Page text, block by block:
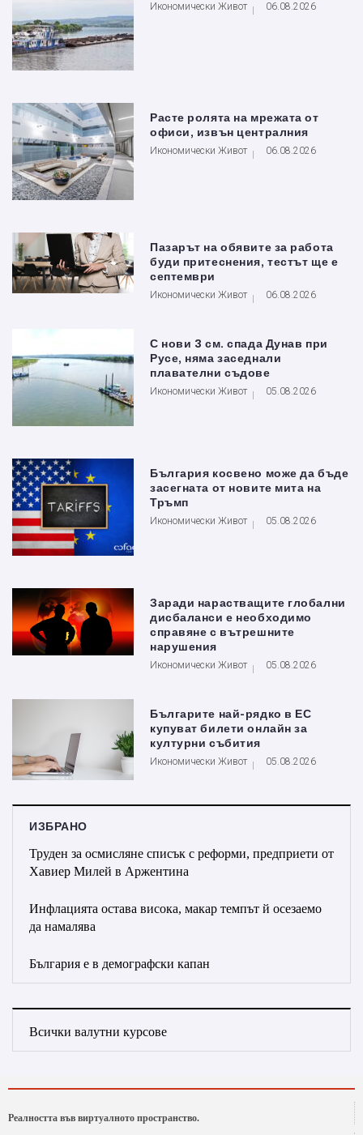
Икономически Живот 06.08.2026
Расте ролята на мрежата от
офиси, извън централния
Икономически Живот 06.08.2026
Пазарът на обявите за работа
буди притеснения, тестът ще е
септември
Икономически Живот 06.08.2026
С нови 3 см. спада Дунав при
Русе, няма заседнали
плавателни съдове
Икономически Живот 05.08.2026
България косвено може да бъде
засегната от новите мита на
Тръмп
Икономически Живот 05.08.2026
Заради нарастващите глобални
дисбаланси е необходимо
справяне с вътрешните
нарушения
Икономически Живот 05.08.2026
Българите най-рядко в ЕС
купуват билети онлайн за
културни събития
Икономически Живот 05.08.2026
ИЗБРАНО
Труден за осмисляне списък с реформи, предприети от
Хавиер Милей в Аржентина
Инфлацията остава висока, макар темпът й осезаемо
да намалява
България е в демографски капан
Всички валутни курсове
Реалността във виртуалното пространство.